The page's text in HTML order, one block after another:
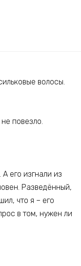
волосы.
повезло.
его изгнали из
Разведённый,
что я – его
в том, нужен ли